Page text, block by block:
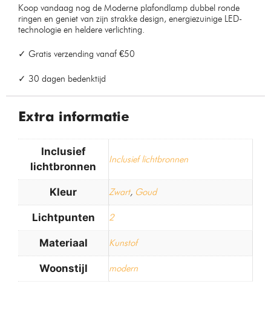
Koop vandaag nog de Moderne plafondlamp dubbel ronde
ringen en geniet van zijn strakke design, energiezuinige LED-
technologie en heldere verlichting.
✓ Gratis verzending vanaf €50
✓ 30 dagen bedenktijd
Extra informatie
Inclusief
lichtbronnen
Inclusief lichtbronnen
Kleur Zwart, Goud
Lichtpunten 2
Materiaal Kunstof
Woonstijl modern